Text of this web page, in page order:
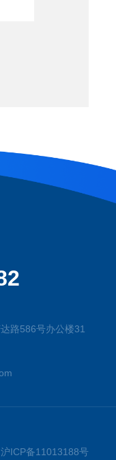
路586号办公楼31
沪ICP备11013188号